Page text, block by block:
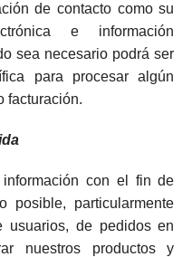
de contacto como su
e información
sea necesario podrá ser
para procesar algún
facturación.
con el fin de
posible, particularmente
usuarios, de pedidos en
nuestros productos y